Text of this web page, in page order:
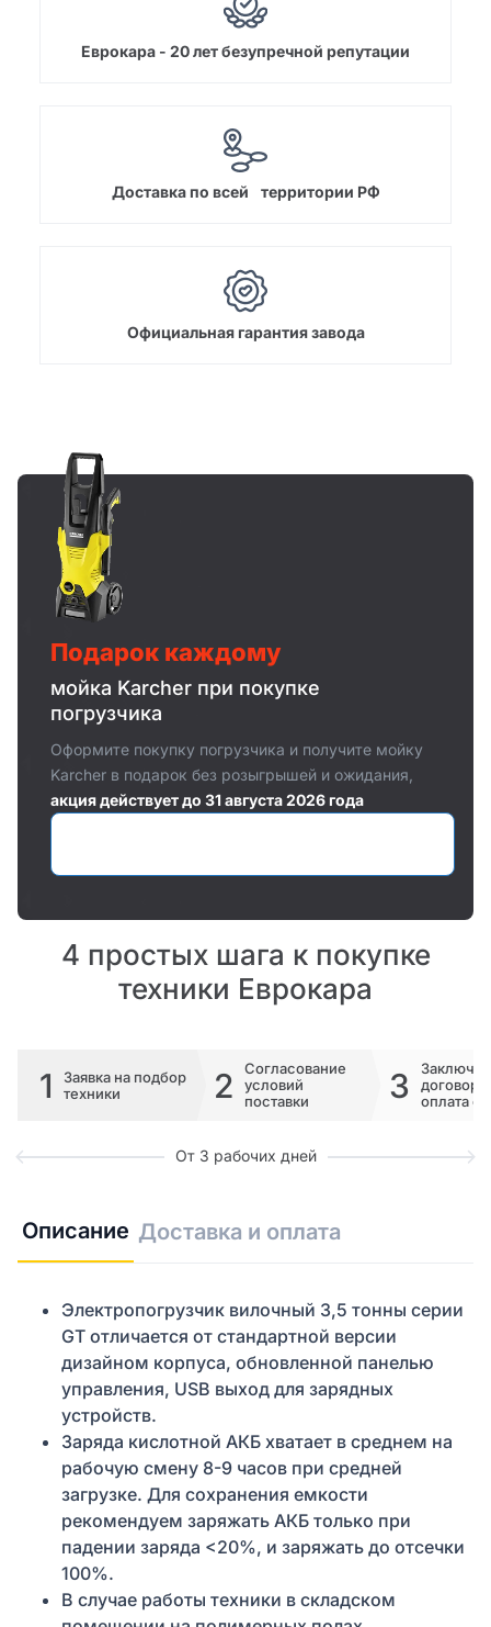
Еврокара - 20 лет безупречной репутации
Доставка по всей территории РФ
Официальная гарантия завода
Подарок каждому
мойка Karcher при покупке
погрузчика
Оформите покупку погрузчика и получите мойку
Karcher в подарок без розыгрышей и ожидания,
акция действует до 31 августа 2026 года
4 простых шага к покупке
техники Еврокара
1
Заявка на подбор
техники
2
Согласование
условий
поставки
3
договора
оплата
От 3 рабочих дней
Описание Доставка и оплата
Электропогрузчик вилочный 3,5 тонны серии
GT отличается от стандартной версии
дизайном корпуса, обновленной панелью
управления, USB выход для зарядных
устройств.
Заряда кислотной АКБ хватает в среднем на
рабочую смену 8-9 часов при средней
загрузке. Для сохранения емкости
рекомендуем заряжать АКБ только при
падении заряда <20%, и заряжать до отсечки
100%.
В случае работы техники в складском